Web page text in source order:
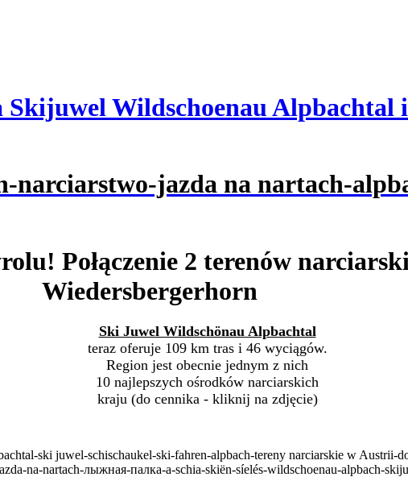
Wildschoenau
Połączenie 2 terenów
Wiedersbergerhorn
Ski Juwel Wildschönau Alpbachtal
teraz oferuje 109 km tras i 46 wyciągów.
Region jest obecnie jednym z nich
10 najlepszych ośrodków narciarskich
kraju (do cennika - kliknij na zdjęcie)